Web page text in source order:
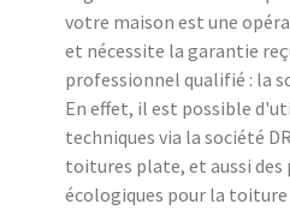
votre maison est une
et nécessite la garantie
professionnel qualifié : la
En effet, il est possible
techniques via la société
toitures plate, et aussi
écologiques pour la